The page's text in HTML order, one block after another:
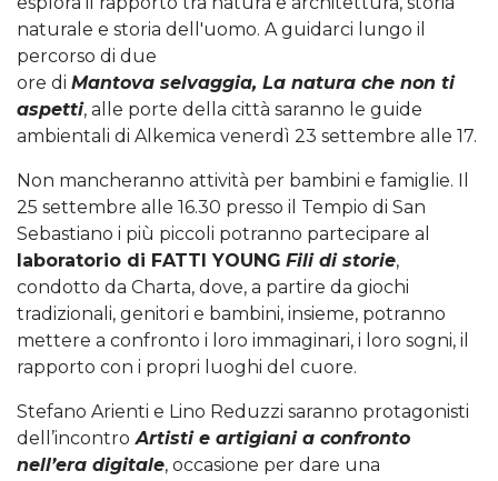
naturale e storia dell'uomo. A guidarci lungo il
percorso di due
ore di Mantova selvaggia, La natura che non ti
aspetti, alle porte della città saranno le guide
ambientali di Alkemica venerdì 23 settembre alle 17.
Non mancheranno attività per bambini e famiglie. Il
25 settembre alle 16.30 presso il Tempio di San
Sebastiano i più piccoli potranno partecipare al
laboratorio di FATTI YOUNG Fili di storie,
condotto da Charta, dove, a partire da giochi
tradizionali, genitori e bambini, insieme, potranno
mettere a confronto i loro immaginari, i loro sogni, il
rapporto con i propri luoghi del cuore.
Stefano Arienti e Lino Reduzzi saranno protagonisti
dell’incontro Artisti e artigiani a confronto
nell’era digitale, occasione per dare una